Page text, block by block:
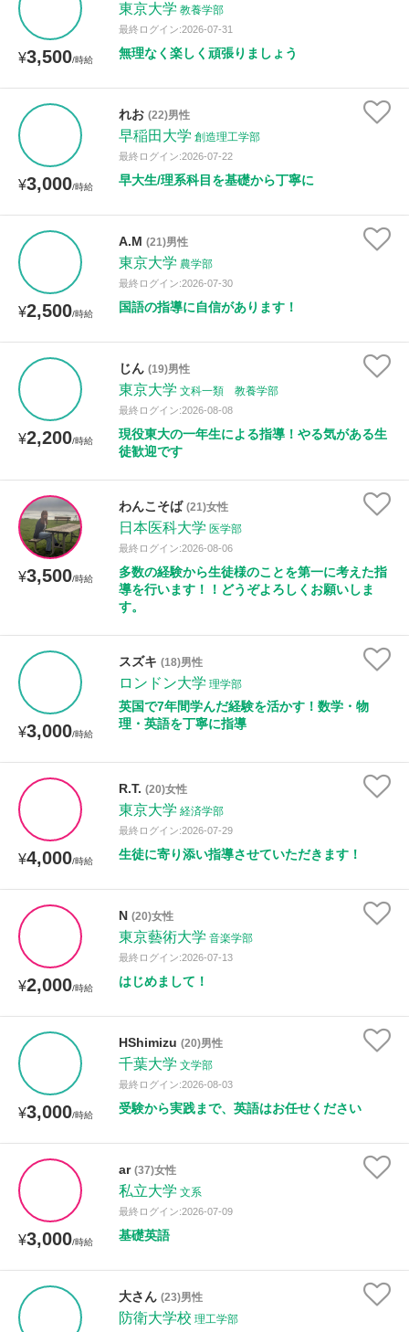
¥3,500/時給
東京大学 教養学部
最終ログイン:2026-07-31
無理なく楽しく頑張りましょう
¥3,000/時給
れお (22)男性
早稲田大学 創造理工学部
最終ログイン:2026-07-22
早大生/理系科目を基礎から丁寧に
¥2,500/時給
A.M (21)男性
東京大学 農学部
最終ログイン:2026-07-30
国語の指導に自信があります！
¥2,200/時給
じん (19)男性
東京大学 文科一類 教養学部
最終ログイン:2026-08-08
現役東大の一年生による指導！やる気がある生
徒歓迎です
¥3,500/時給
わんこそば (21)女性
日本医科大学 医学部
最終ログイン:2026-08-06
多数の経験から生徒様のことを第一に考えた指
導を行います！！どうぞよろしくお願いしま
す。
¥3,000/時給
スズキ (18)男性
ロンドン大学 理学部
英国で7年間学んだ経験を活かす！数学・物
理・英語を丁寧に指導
¥4,000/時給
R.T. (20)女性
東京大学 経済学部
最終ログイン:2026-07-29
生徒に寄り添い指導させていただきます！
¥2,000/時給
N (20)女性
東京藝術大学 音楽学部
最終ログイン:2026-07-13
はじめまして！
¥3,000/時給
HShimizu (20)男性
千葉大学 文学部
最終ログイン:2026-08-03
受験から実践まで、英語はお任せください
¥3,000/時給
ar (37)女性
私立大学 文系
最終ログイン:2026-07-09
基礎英語
大さん (23)男性
防衛大学校 理工学部